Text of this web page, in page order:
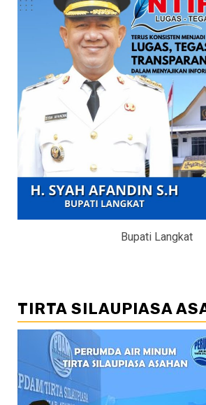
Bupati Langkat
TIRTA SILAUPIASA